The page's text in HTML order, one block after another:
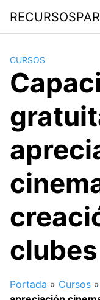
contenido
CURSOS
Portada » Cursos »